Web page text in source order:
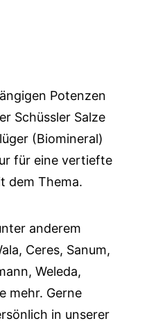
Potenzen
Schüssler Salze
(Biomineral)
für eine vertiefte
dem Thema.
anderem
Ceres, Sanum,
Weleda,
mehr. Gerne
in unserer